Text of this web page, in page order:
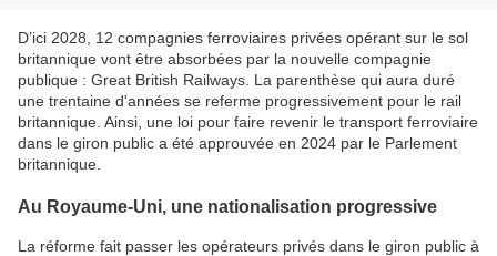
D’ici 2028, 12 compagnies ferroviaires privées opérant sur le sol
britannique vont être absorbées par la nouvelle compagnie
publique : Great British Railways. La parenthèse qui aura duré
une trentaine d'années se referme progressivement pour le rail
britannique. Ainsi, une loi pour faire revenir le transport ferroviaire
dans le giron public a été approuvée en 2024 par le Parlement
britannique.
Au Royaume-Uni, une nationalisation progressive
La réforme fait passer les opérateurs privés dans le giron public à